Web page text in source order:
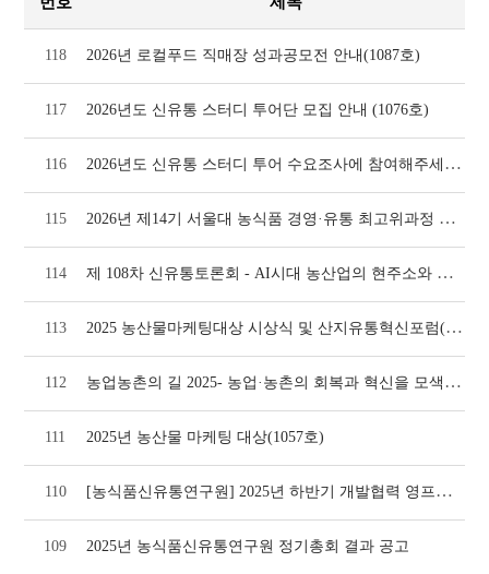
118 2026년 로컬푸드 직매장 성과공모전 안내(1087호)
117 2026년도 신유통 스터디 투어단 모집 안내 (1076호)
116 2026년도 신유통 스터디 투어 수요조사에 참여해주세요!(1074호)
115 2026년 제14기 서울대 농식품 경영·유통 최고위과정 모집 안내(1073호)
114 제 108차 신유통토론회 - AI시대 농산업의 현주소와 미래 대응방안(1064호)
113 2025 농산물마케팅대상 시상식 및 산지유통혁신포럼(1064호)
112 농업농촌의 길 2025- 농업·농촌의 회복과 혁신을 모색하자(1058호)
111 2025년 농산물 마케팅 대상(1057호)
110 [농식품신유통연구원] 2025년 하반기 개발협력 영프로페셔널(YP) 모집
109 2025년 농식품신유통연구원 정기총회 결과 공고